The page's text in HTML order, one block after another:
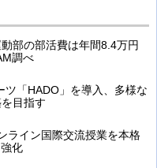
部の部活費は年間8.4万円
調べ
「HADO」を導入、多様な
目指す
ライン国際交流授業を本格
化